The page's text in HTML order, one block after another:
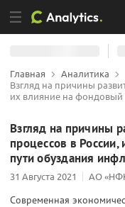
Главная Аналитика
Взгляд на причины
их влияние на
Взгляд на причины
процессов в
пути обуздания
31 Августа 2021 АО
Современная